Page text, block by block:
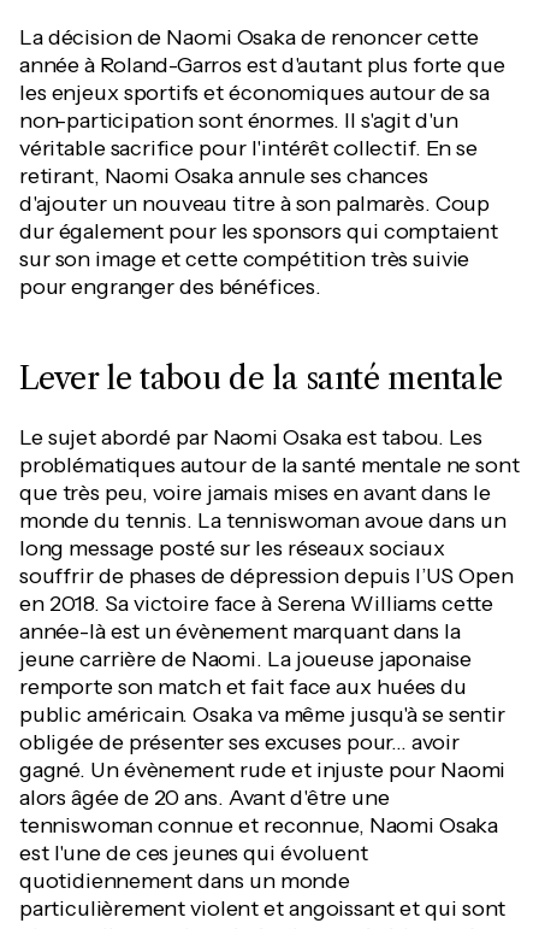
La décision de Naomi Osaka de renoncer cette
année à Roland-Garros est d'autant plus forte que
les enjeux sportifs et économiques autour de sa
non-participation sont énormes. Il s'agit d'un
véritable sacrifice pour l'intérêt collectif. En se
retirant, Naomi Osaka annule ses chances
d'ajouter un nouveau titre à son palmarès. Coup
dur également pour les sponsors qui comptaient
sur son image et cette compétition très suivie
pour engranger des bénéfices.
Lever le tabou de la santé mentale
Le sujet abordé par Naomi Osaka est tabou. Les
problématiques autour de la santé mentale ne sont
que très peu, voire jamais mises en avant dans le
monde du tennis. La tenniswoman avoue dans un
long message posté sur les réseaux sociaux
souffrir de phases de dépression depuis l’US Open
en 2018. Sa victoire face à Serena Williams cette
année-là est un évènement marquant dans la
jeune carrière de Naomi. La joueuse japonaise
remporte son match et fait face aux huées du
public américain. Osaka va même jusqu'à se sentir
obligée de présenter ses excuses pour... avoir
gagné. Un évènement rude et injuste pour Naomi
alors âgée de 20 ans. Avant d'être une
tenniswoman connue et reconnue, Naomi Osaka
est l'une de ces jeunes qui évoluent
quotidiennement dans un monde
particulièrement violent et angoissant et qui sont